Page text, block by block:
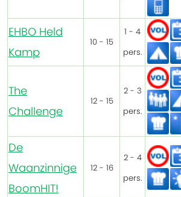
EHBO Held
Kamp
10 - 15
1 - 4
pers.
The
Challenge
12 - 15
2 - 3
pers.
De
Waanzinnige
BoomHIT!
12 - 16
2 - 4
pers.